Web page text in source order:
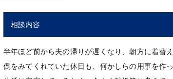
相談内容
半年ほど前から夫の帰りが遅くなり、朝方に着替
倒をみてくれていた休日も、何かしらの用事を作